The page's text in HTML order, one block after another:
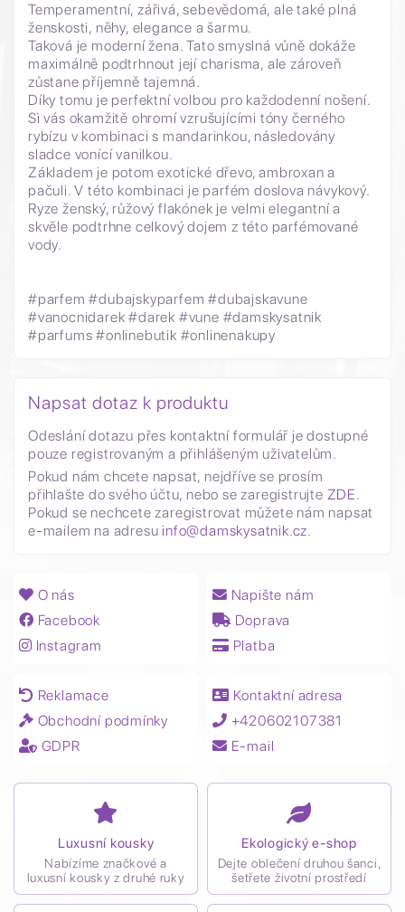
Temperamentní, zářivá, sebevědomá, ale také plná
ženskosti, něhy, elegance a šarmu.
Taková je moderní žena. Tato smyslná vůně dokáže
maximálně podtrhnout její charisma, ale zároveň
zůstane příjemně tajemná.
Díky tomu je perfektní volbou pro každodenní nošení.
Sì vás okamžitě ohromí vzrušujícími tóny černého
rybízu v kombinaci s mandarinkou, následovány
sladce vonící vanilkou.
Základem je potom exotické dřevo, ambroxan a
pačuli. V této kombinaci je parfém doslova návykový.
Ryze ženský, růžový flakónek je velmi elegantní a
skvěle podtrhne celkový dojem z této parfémované
vody.
#parfem #dubajskyparfem #dubajskavune
#vanocnidarek #darek #vune #damskysatnik
#parfums #onlinebutik #onlinenakupy
Napsat dotaz k produktu
Odeslání dotazu přes kontaktní formulář je dostupné
pouze registrovaným a přihlášeným uživatelům.
Pokud nám chcete napsat, nejdříve se prosím
přihlašte do svého účtu, nebo se zaregistrujte ZDE.
Pokud se nechcete zaregistrovat můžete nám napsat
e-mailem na adresu info@damskysatnik.cz.
O nás
Facebook
Instagram
Napište nám
Doprava
Platba
Reklamace
Obchodní podmínky
GDPR
Kontaktní adresa
+420602107381
E-mail
Luxusní kousky
Nabízíme značkové a
luxusní kousky z druhé ruky
Ekologický e-shop
Dejte oblečení druhou šanci,
šetřete životní prostředí